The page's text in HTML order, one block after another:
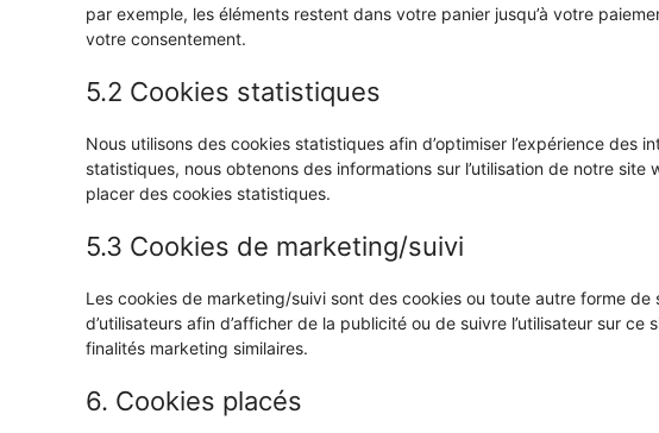
par exemple, les éléments restent dans votre panier jusqu’à votre
votre consentement.
5.2 Cookies statistiques
Nous utilisons des cookies statistiques afin d’optimiser l’expérience des
statistiques, nous obtenons des informations sur l’utilisation de notre
placer des cookies statistiques.
5.3 Cookies de marketing/suivi
Les cookies de marketing/suivi sont des cookies ou toute autre forme
d’utilisateurs afin d’afficher de la publicité ou de suivre l’utilisateur sur
finalités marketing similaires.
6. Cookies placés